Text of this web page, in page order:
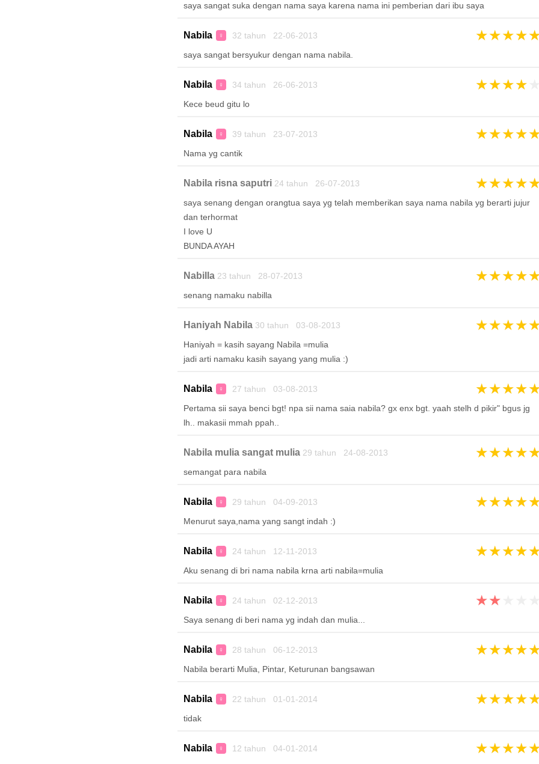
saya sangat suka dengan nama saya karena nama ini pemberian dari ibu saya
Nabila ♀ 32 tahun 22-06-2013 ★★★★
saya sangat bersyukur dengan nama nabila.
Nabila ♀ 34 tahun 26-06-2013 ★★★★
Kece beud gitu lo
Nabila ♀ 39 tahun 23-07-2013 ★★★★
Nama yg cantik
Nabila risna saputri24 tahun 26-07-2013 ★★★★
saya senang dengan orangtua saya yg telah memberikan saya nama nabila yg berarti jujur
dan terhormat
I love U
BUNDA AYAH
Nabilla23 tahun 28-07-2013 ★★★★
senang namaku nabilla
Haniyah Nabila30 tahun 03-08-2013 ★★★★
Haniyah = kasih sayang Nabila =mulia
jadi arti namaku kasih sayang yang mulia :)
Nabila ♀ 27 tahun 03-08-2013 ★★★★
Pertama sii saya benci bgt! npa sii nama saia nabila? gx enx bgt. yaah stelh d pikir" bgus jg
lh.. makasii mmah ppah..
Nabila mulia sangat mulia29 tahun 24-08-2013 ★★★★
semangat para nabila
Nabila ♀ 29 tahun 04-09-2013 ★★★★
Menurut saya,nama yang sangt indah :)
Nabila ♀ 24 tahun 12-11-2013 ★★★★
Aku senang di bri nama nabila krna arti nabila=mulia
Nabila ♀ 24 tahun 02-12-2013 ★★
Saya senang di beri nama yg indah dan mulia...
Nabila ♀ 28 tahun 06-12-2013 ★★★★
Nabila berarti Mulia, Pintar, Keturunan bangsawan
Nabila ♀ 22 tahun 01-01-2014 ★★★★
tidak
Nabila ♀ 12 tahun 04-01-2014 ★★★★